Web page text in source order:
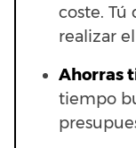
coste. Tú
realizar
Ahorras t
tiempo